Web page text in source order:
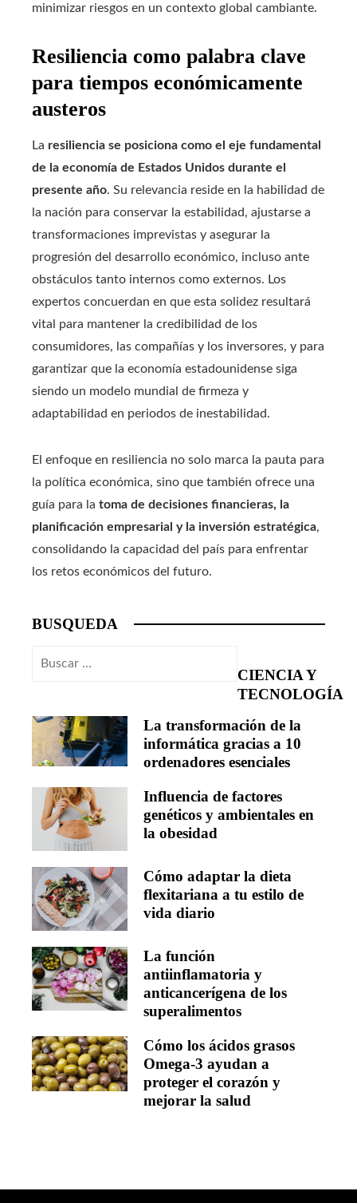
minimizar riesgos en un contexto global cambiante.
Resiliencia como palabra clave
para tiempos económicamente
austeros
La resiliencia se posiciona como el eje fundamental
de la economía de Estados Unidos durante el
presente año. Su relevancia reside en la habilidad de
la nación para conservar la estabilidad, ajustarse a
transformaciones imprevistas y asegurar la
progresión del desarrollo económico, incluso ante
obstáculos tanto internos como externos. Los
expertos concuerdan en que esta solidez resultará
vital para mantener la credibilidad de los
consumidores, las compañías y los inversores, y para
garantizar que la economía estadounidense siga
siendo un modelo mundial de firmeza y
adaptabilidad en periodos de inestabilidad.
El enfoque en resiliencia no solo marca la pauta para
la política económica, sino que también ofrece una
guía para la toma de decisiones financieras, la
planificación empresarial y la inversión estratégica,
consolidando la capacidad del país para enfrentar
los retos económicos del futuro.
BUSQUEDA
Buscar:
CIENCIA Y
TECNOLOGÍA
La transformación de la
informática gracias a 10
ordenadores esenciales
Influencia de factores
genéticos y ambientales en
la obesidad
Cómo adaptar la dieta
flexitariana a tu estilo de
vida diario
La función
antiinflamatoria y
anticancerígena de los
superalimentos
Cómo los ácidos grasos
Omega-3 ayudan a
proteger el corazón y
mejorar la salud